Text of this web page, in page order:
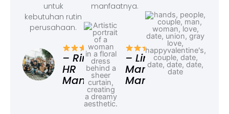
untuk
kebutuhan rutin
perusahaan.
– Rina,
HR
Manager
manfaatnya.
– Linda,
Marketing
Manager